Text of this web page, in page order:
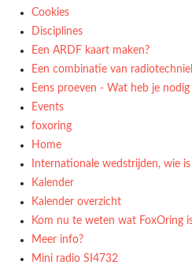
Cookies
Disciplines
Een ARDF kaart maken?
Een combinatie van
Eens proeven - Wat heb je nodig
Events
foxoring
Home
Internationale wedstrijden, wie
Kalender
Kalender overzicht
Kom nu te weten wat FoxOring
Meer info?
Mini radio SI4732